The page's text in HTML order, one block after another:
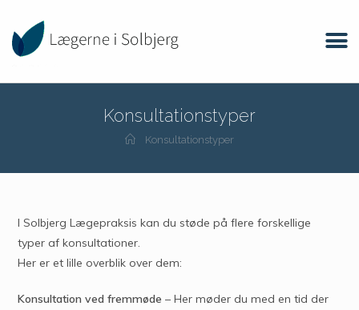
Konsultationstyper
Konsultationstyper
I Solbjerg Lægepraksis kan du støde på flere forskellige
typer af konsultationer.
Her er et lille overblik over dem:
Konsultation ved fremmøde – Her møder du med en tid der